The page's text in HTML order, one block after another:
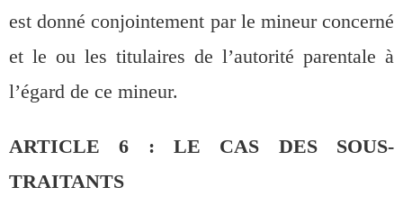
est donné conjointement par le mineur concerné
et le ou les titulaires de l’autorité parentale à
l’égard de ce mineur.
ARTICLE 6 : LE CAS DES SOUS-
TRAITANTS